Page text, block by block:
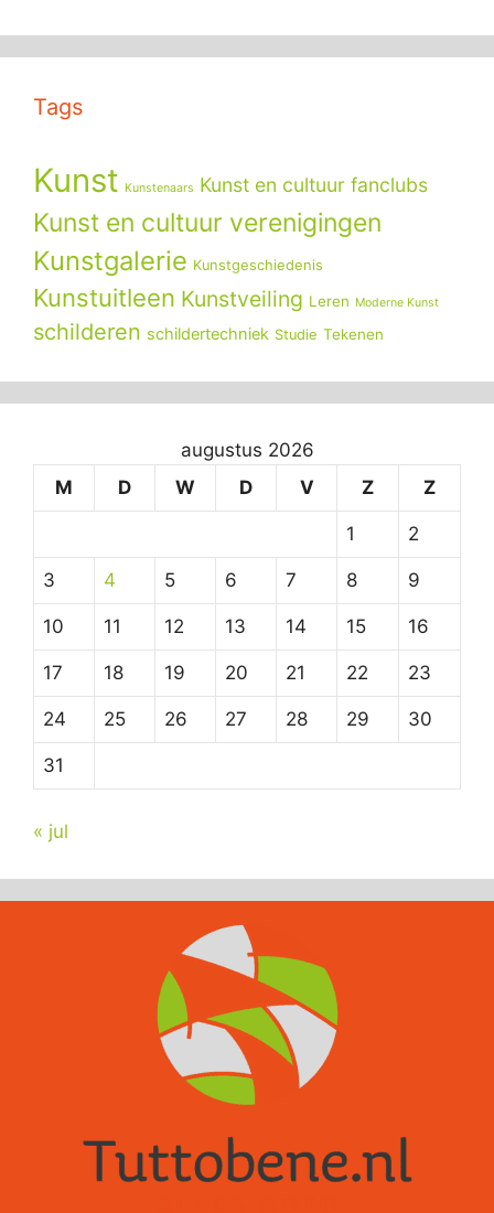
Tags
Kunst Kunstenaars Kunst en cultuur fanclubs
Kunst en cultuur verenigingen
Kunstgalerie Kunstgeschiedenis
Kunstuitleen Kunstveiling Leren Moderne Kunst
schilderen schildertechniek Studie Tekenen
augustus 2026
M
D W D V Z Z
1 2
3 4 5 6 7 8 9
10 11 12 13 14 15 16
17 18 19 20 21 22 23
24 25 26 27 28 29 30
31
« jul